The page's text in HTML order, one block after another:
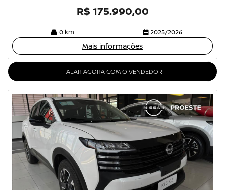
R$ 175.990,00
0 km 2025/2026
Mais informações
FALAR AGORA COM O VENDEDOR